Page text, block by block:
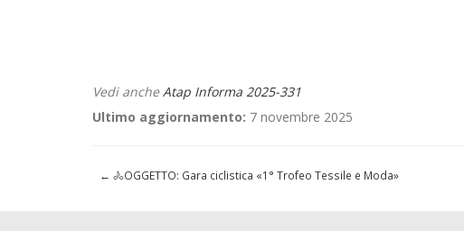
Vedi ancheAtap Informa 2025-331
Ultimo aggiornamento: 7 novembre 2025
← 🚴OGGETTO: Gara ciclistica «1° Trofeo Tessile e Moda»